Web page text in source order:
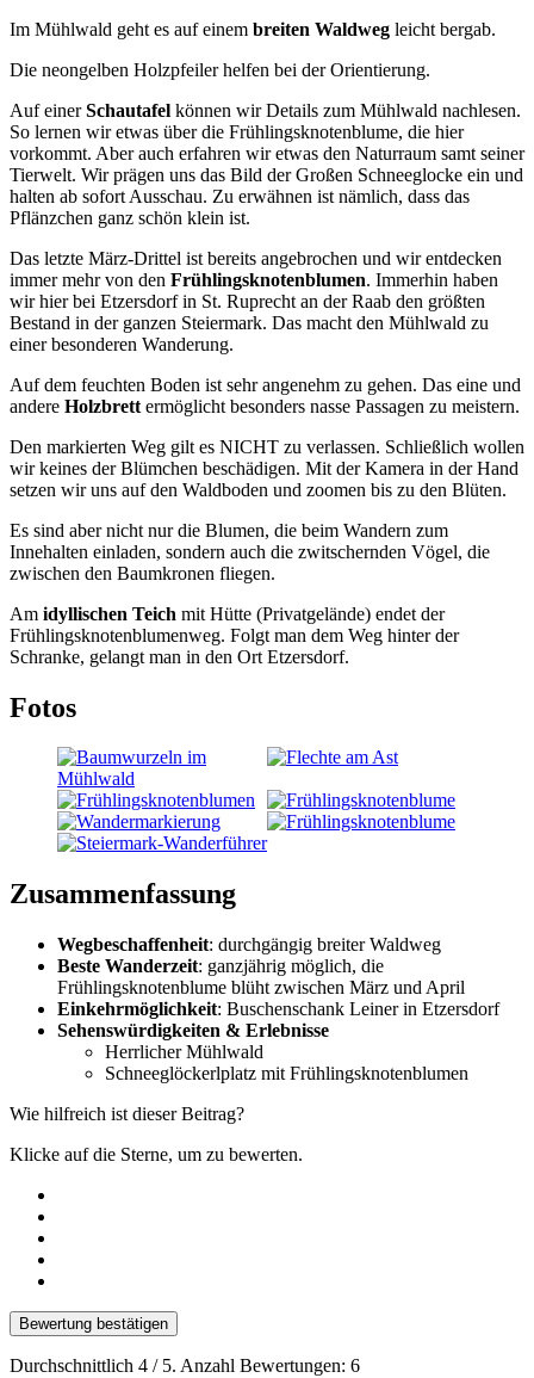
Im Mühlwald geht es auf einem breiten Waldweg leicht bergab.
Die neongelben Holzpfeiler helfen bei der Orientierung.
Auf einerSchautafel können wir Details zum Mühlwald nachlesen.
So lernen wir etwas über die Frühlingsknotenblume, die hier
vorkommt. Aber auch erfahren wir etwas den Naturraum samt seiner
Tierwelt. Wir prägen uns das Bild der Großen Schneeglocke ein und
halten ab sofort Ausschau. Zu erwähnen ist nämlich, dass das
Pflänzchen ganz schön klein ist.
Das letzte März-Drittel ist bereits angebrochen und wir entdecken
immer mehr von den Frühlingsknotenblumen. Immerhin haben
wir hier bei Etzersdorf in St. Ruprecht an der Raab den größten
Bestand in der ganzen Steiermark. Das macht den Mühlwald zu
einer besonderen Wanderung.
Auf dem feuchten Boden ist sehr angenehm zu gehen. Das eine und
andere Holzbrett ermöglicht besonders nasse Passagen zu meistern.
Den markierten Weg gilt es NICHT zu verlassen. Schließlich wollen
wir keines der Blümchen beschädigen. Mit der Kamera in der Hand
setzen wir uns auf den Waldboden und zoomen bis zu den Blüten.
Es sind aber nicht nur die Blumen, die beim Wandern zum
Innehalten einladen, sondern auch die zwitschernden Vögel, die
zwischen den Baumkronen fliegen.
Am idyllischen Teich mit Hütte (Privatgelände) endet der
Frühlingsknotenblumenweg. Folgt man dem Weg hinter der
Schranke, gelangt man in den Ort Etzersdorf.
Fotos
Zusammenfassung
Wegbeschaffenheit: durchgängig breiter Waldweg
Beste Wanderzeit: ganzjährig möglich, die
Frühlingsknotenblume blüht zwischen März und April
Einkehrmöglichkeit: Buschenschank Leiner in Etzersdorf
Sehenswürdigkeiten & Erlebnisse
Herrlicher Mühlwald
Schneeglöckerlplatz mit Frühlingsknotenblumen
Wie hilfreich ist dieser Beitrag?
Klicke auf die Sterne, um zu bewerten.
Bewertung bestätigen
Durchschnittlich 4 / 5. Anzahl Bewertungen: 6